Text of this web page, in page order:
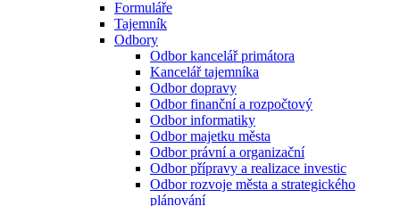
Formuláře
Tajemník
Odbory
Odbor kancelář primátora
Kancelář tajemníka
Odbor dopravy
Odbor finanční a rozpočtový
Odbor informatiky
Odbor majetku města
Odbor právní a organizační
Odbor přípravy a realizace investic
Odbor rozvoje města a strategického
plánování